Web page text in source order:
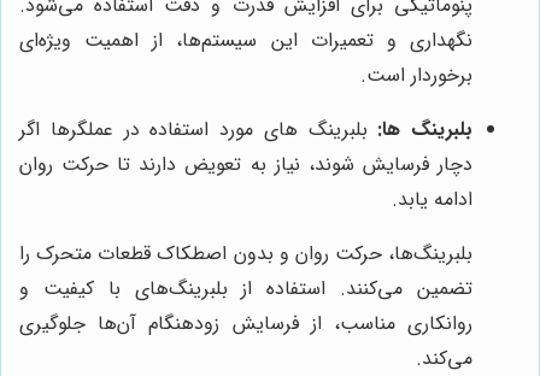
نگهداری و تعمیرات این سیستم‌ها، از اهمیت ویژه‌ای
برخوردار است.
بلبرینگ ها: بلبرینگ های مورد استفاده در عملگرها اگر
دچار فرسایش شوند، نیاز به تعویض دارند تا حرکت روان
ادامه یابد.
بلبرینگ‌ها، حرکت روان و بدون اصطکاک قطعات متحرک را
تضمین می‌کنند. استفاده از بلبرینگ‌های با کیفیت و
روانکاری مناسب، از فرسایش زودهنگام آن‌ها جلوگیری
می‌کند.